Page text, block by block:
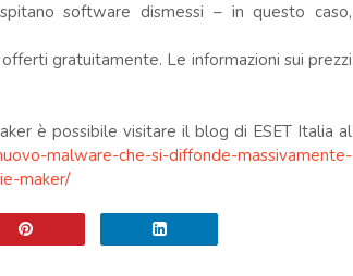
software dismessi – in questo caso,
gratuitamente. Le informazioni sui prezzi
è possibile visitare il blog di ESET Italia al
malware-che-si-diffonde-massivamente-
maker/